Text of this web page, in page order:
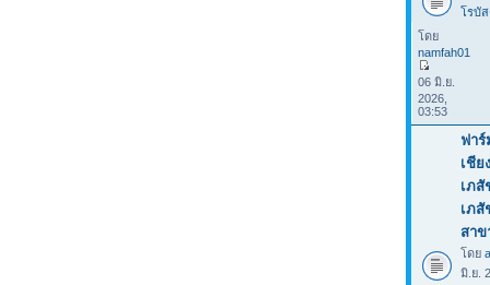
โรบั
โดย
namfah01
06 มิ.ย.
2026,
03:53
ฟา
เชีย
เภสั
เภสั
สาข
โดย
มิ.ย.